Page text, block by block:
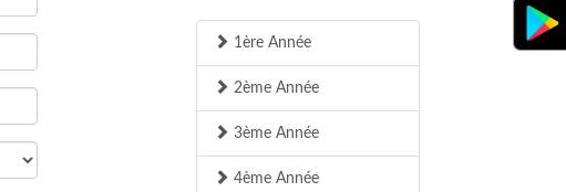
1ère Année
2ème Année
3ème Année
4ème Année